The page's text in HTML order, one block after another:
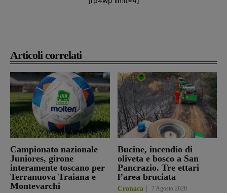
Articoli correlati
Campionato nazionale
Juniores, girone
interamente toscano per
Terranuova Traiana e
Montevarchi
Bucine, incendio di
oliveta e bosco a San
Pancrazio. Tre ettari
l’area bruciata
Cronaca 7 Agosto 2026